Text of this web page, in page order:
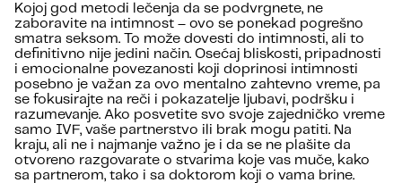
Kojoj god metodi lečenja da se podvrgnete, ne
zaboravite na intimnost – ovo se ponekad pogrešno
smatra seksom. To može dovesti do intimnosti, ali to
definitivno nije jedini način. Osećaj bliskosti, pripadnosti
i emocionalne povezanosti koji doprinosi intimnosti
posebno je važan za ovo mentalno zahtevno vreme, pa
se fokusirajte na reči i pokazatelje ljubavi, podršku i
razumevanje. Ako posvetite svo svoje zajedničko vreme
samo IVF, vaše partnerstvo ili brak mogu patiti. Na
kraju, ali ne i najmanje važno je i da se ne plašite da
otvoreno razgovarate o stvarima koje vas muče, kako
sa partnerom, tako i sa doktorom koji o vama brine.